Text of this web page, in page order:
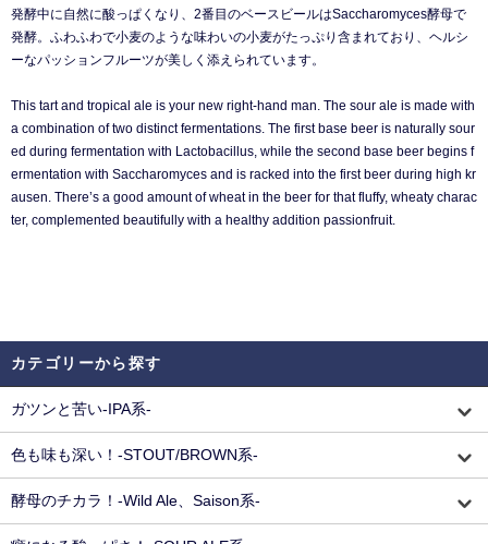
発酵中に自然に酸っぱくなり、2番目のベースビールはSaccharomyces酵母で
発酵。ふわふわで小麦のような味わいの小麦がたっぷり含まれており、ヘルシ
ーなパッションフルーツが美しく添えられています。
This tart and tropical ale is your new right-hand man. The sour ale is made with
a combination of two distinct fermentations. The first base beer is naturally sour
ed during fermentation with Lactobacillus, while the second base beer begins f
ermentation with Saccharomyces and is racked into the first beer during high kr
ausen. There’s a good amount of wheat in the beer for that fluffy, wheaty charac
ter, complemented beautifully with a healthy addition passionfruit.
カテゴリーから探す
ガツンと苦い-IPA系-
色も味も深い！-STOUT/BROWN系-
酵母のチカラ！-Wild Ale、Saison系-